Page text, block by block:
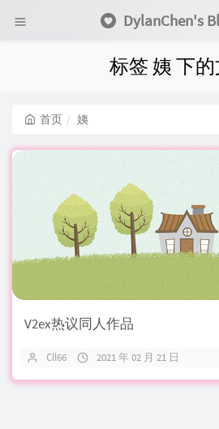
DylanChen's
标签 姨 下
首页 姨
V2ex热议同人作品
Cll66 2021 年 02 月 21 日